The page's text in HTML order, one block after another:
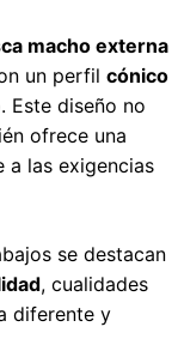
macho externa
un perfil cónico
Este diseño no
ofrece una
a las exigencias
se destacan
, cualidades
diferente y